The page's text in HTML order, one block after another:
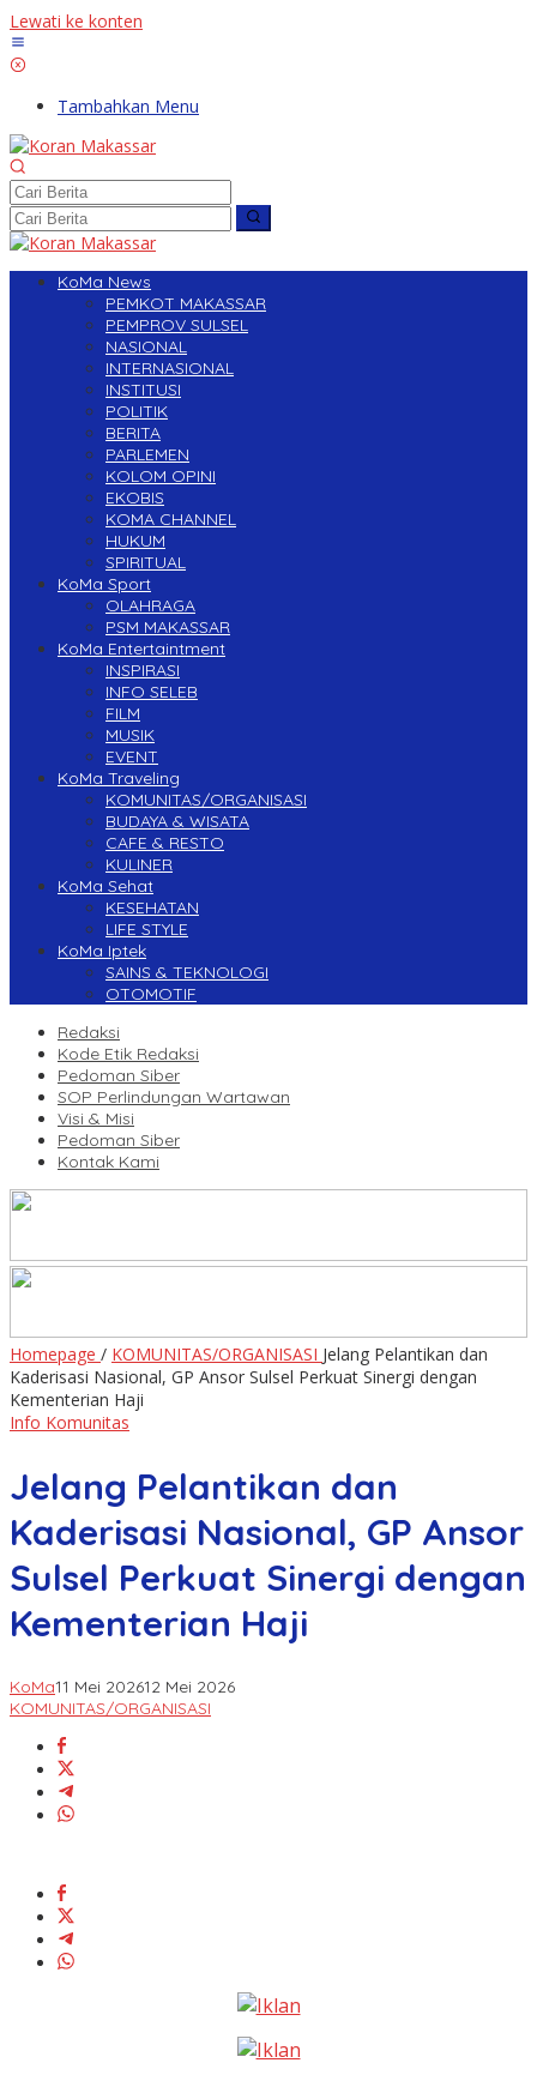
Lewati ke konten
Tambahkan Menu
KoMa News
PEMKOT MAKASSAR
PEMPROV SULSEL
NASIONAL
INTERNASIONAL
INSTITUSI
POLITIK
BERITA
PARLEMEN
KOLOM OPINI
EKOBIS
KOMA CHANNEL
HUKUM
SPIRITUAL
KoMa Sport
OLAHRAGA
PSM MAKASSAR
KoMa Entertaintment
INSPIRASI
INFO SELEB
FILM
MUSIK
EVENT
KoMa Traveling
KOMUNITAS/ORGANISASI
BUDAYA & WISATA
CAFE & RESTO
KULINER
KoMa Sehat
KESEHATAN
LIFE STYLE
KoMa Iptek
SAINS & TEKNOLOGI
OTOMOTIF
Redaksi
Kode Etik Redaksi
Pedoman Siber
SOP Perlindungan Wartawan
Visi & Misi
Pedoman Siber
Kontak Kami
Homepage / KOMUNITAS/ORGANISASI Jelang Pelantikan dan
Kaderisasi Nasional, GP Ansor Sulsel Perkuat Sinergi dengan
Kementerian Haji
Info Komunitas
Jelang Pelantikan dan
Kaderisasi Nasional, GP Ansor
Sulsel Perkuat Sinergi dengan
Kementerian Haji
KoMa11 Mei 202612 Mei 2026
KOMUNITAS/ORGANISASI